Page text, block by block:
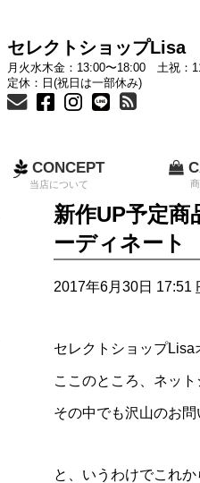
セレクトショップLisa
月火水木金：13:00〜18:00 土祝：
定休：日(祝日は一部休み)
CONCEPT
当店について
新作UP予定
ーディネート
2017年6月30日 17:51
セレクトショップ
ここのところ、ネッ
その中でも沢山のお
と、いうわけでこれ